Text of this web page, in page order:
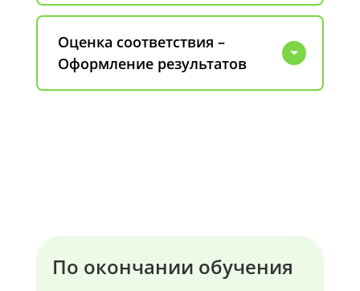
Оценка соответствия –
Оформление результатов
По окончании обучения